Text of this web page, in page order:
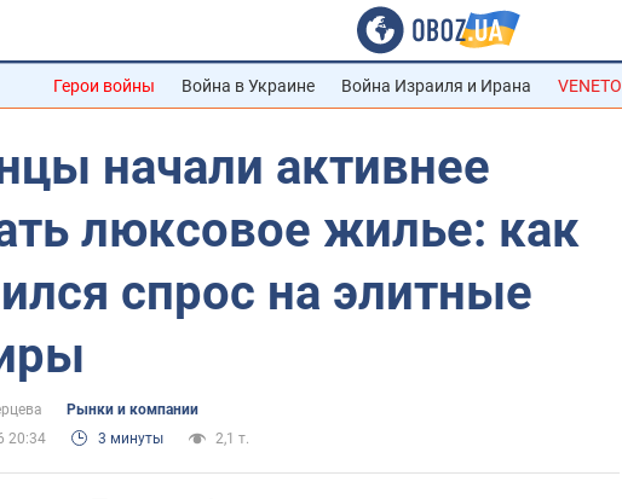
Герои войны Война в Украине Война Израиля и Ирана VENETO
начали активнее
люксовое жилье: как
спрос на элитные
Рынки и компании
20:34
3 минуты 2,1 т.